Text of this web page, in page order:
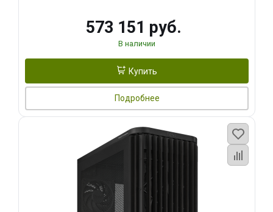
573 151 руб.
В наличии
Купить
Подробнее